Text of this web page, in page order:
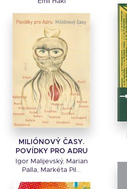
MILIÓNOVÝ ČASY.
POVÍDKY PRO ADRU
Igor Malijevský, Marian
Palla, Markéta Pil...